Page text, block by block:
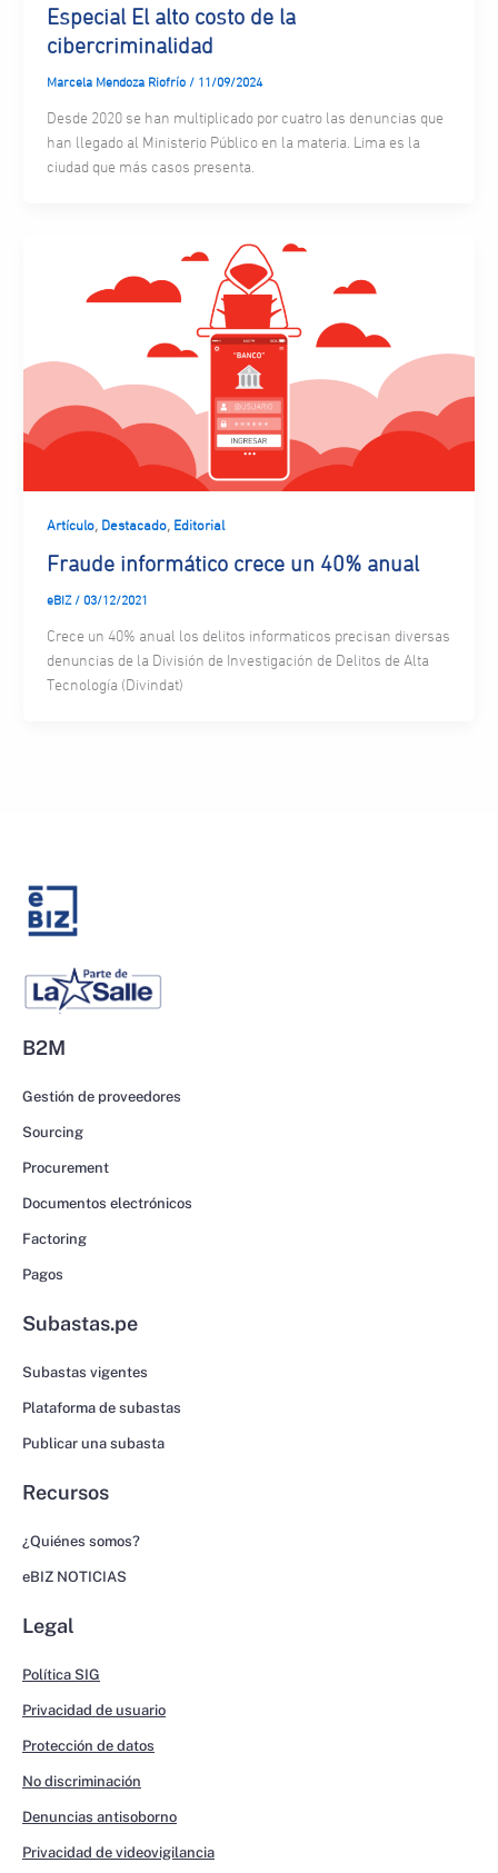
Especial El alto costo de la
cibercriminalidad
Marcela Mendoza Riofrío / 11/09/2024
Desde 2020 se han multiplicado por cuatro las denuncias que
han llegado al Ministerio Público en la materia. Lima es la
ciudad que más casos presenta.
Artículo, Destacado, Editorial
Fraude informático crece un 40% anual
eBIZ / 03/12/2021
Crece un 40% anual los delitos informaticos precisan diversas
denuncias de la División de Investigación de Delitos de Alta
Tecnología (Divindat)
B2M
Gestión de proveedores
Sourcing
Procurement
Documentos electrónicos
Factoring
Pagos
Subastas.pe
Subastas vigentes
Plataforma de subastas
Publicar una subasta
Recursos
¿Quiénes somos?
eBIZ NOTICIAS
Legal
Política SIG
Privacidad de usuario
Protección de datos
No discriminación
Denuncias antisoborno
Privacidad de videovigilancia